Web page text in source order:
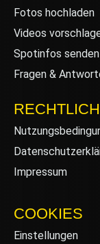
Fotos hochladen
Videos
Spotinfos senden
Fragen &
Impressum
COOKIES
Einstellungen